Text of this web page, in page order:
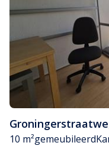
10 m²gemeubileerd